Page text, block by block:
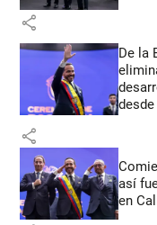
share
De la
share
así
en